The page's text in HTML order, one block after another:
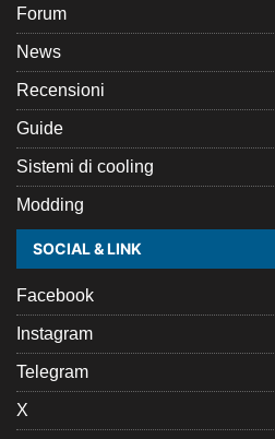
Forum
News
Recensioni
Guide
Sistemi di cooling
Modding
SOCIAL & LINK
Facebook
Instagram
Telegram
X